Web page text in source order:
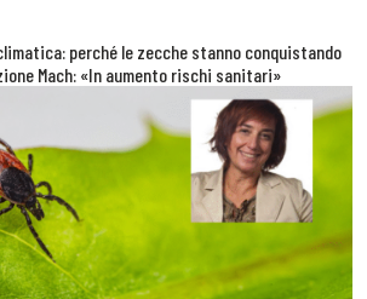
perché le zecche stanno conquistando
Mach: «In aumento rischi sanitari»